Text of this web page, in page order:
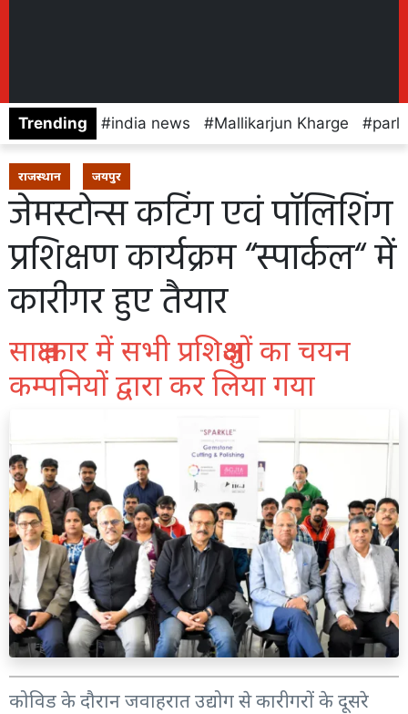
Trending india news Mallikarjun Kharge
राजस्थान जयपुर
जेमस्टोन्स कटिंग एवं पॉलिशिंग
प्रशिक्षण कार्यक्रम “स्पार्कल“ में
कारीगर हुए तैयार
साक्षत्कार में सभी प्रशिक्षुओं का चयन
कम्पनियों द्वारा कर लिया गया
कोविड के दौरान जवाहरात उद्योग से कारीगरों के दूसरे